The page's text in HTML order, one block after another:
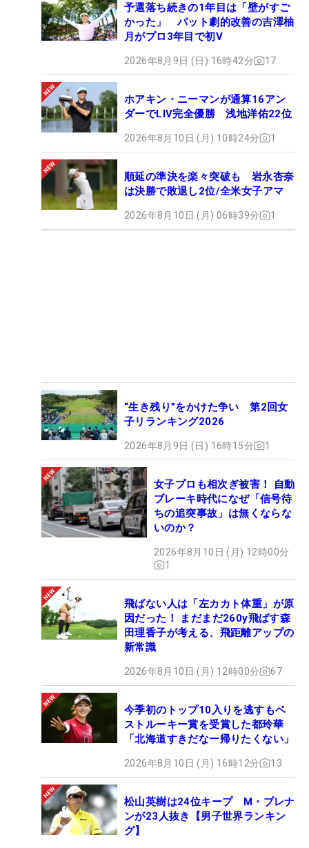
予選落ち続きの1年目は「壁がすご
かった」 パット劇的改善の吉澤柚
月がプロ3年目で初V
2026年8月9日 (日) 16時42分 17
ホアキン・ニーマンが通算16アン
ダーでLIV完全優勝 浅地洋佑22位
2026年8月10日 (月) 10時24分 1
順延の準決を楽々突破も 岩永杏奈
は決勝で敗退し2位/全米女子アマ
2026年8月10日 (月) 06時39分 1
“生き残り”をかけた争い 第2回女
子リランキング2026
2026年8月9日 (日) 16時15分 1
女子プロも相次ぎ被害！ 自動
ブレーキ時代になぜ「信号待
ちの追突事故」は無くならな
いのか？
2026年8月10日 (月) 12時00分
1
飛ばない人は「左カカト体重」が原
因だった！ まだまだ260y飛ばす森
田理香子が考える、飛距離アップの
新常識
2026年8月10日 (月) 12時00分 67
今季初のトップ10入りを逃すもベ
ストルーキー賞を受賞した都玲華
「北海道すきだなー帰りたくない」
2026年8月10日 (月) 16時12分 13
松山英樹は24位キープ M・ブレナ
ンが23人抜き【男子世界ランキン
グ】